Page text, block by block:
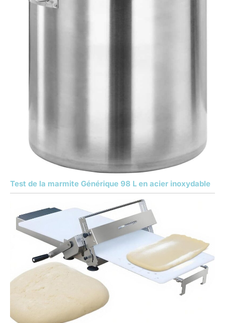
Test de la marmite Générique 98 L en acier inoxydable